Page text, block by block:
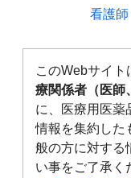
看護
このWebサイト
療関係者（医師
に、医療用医薬
情報を集約した
般の方に対する
い事をご了承く